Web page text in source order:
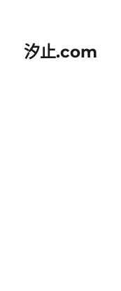
汐止.com